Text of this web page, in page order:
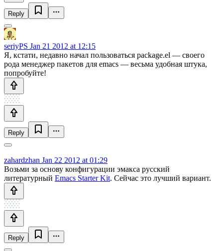
Reply
seriyPS Jan 21 2012 at 12:15
Я, кстати, недавно начал пользоваться package.el — своего
рода менеджер пакетов для emacs — весьма удобная штука,
попробуйте!
Reply
zahardzhan Jan 22 2012 at 01:29
Возьми за основу конфигурации эмакса русский
литературный Emacs Starter Kit. Сейчас это лучший вариант.
Reply